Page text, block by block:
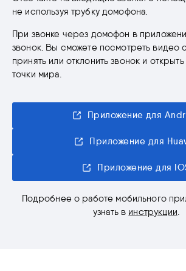
не используя трубку домофона.
При звонке через домофон в
звонок. Вы сможете посмотреть видео
принять или отклонить звонок и
точки мира.
Приложение для
Приложение для
Приложение для
Подробнее о работе мобильного
узнать в инструкции.